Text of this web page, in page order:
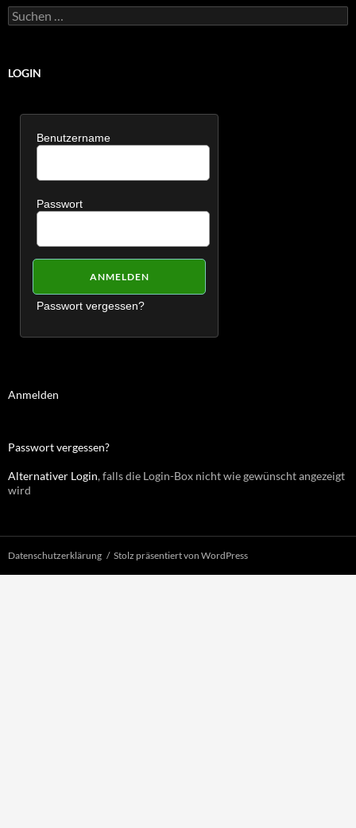
Suchen
nach:
LOGIN
Benutzername
Passwort
Passwort vergessen?
Anmelden
Passwort vergessen?
Alternativer Login, falls die Login-Box nicht wie gewünscht angezeigt
wird
Datenschutzerklärung Stolz präsentiert von WordPress